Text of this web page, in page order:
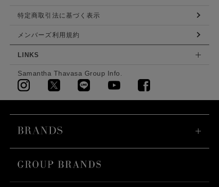
特定商取引法に基づく表示
メンバーズ利用規約
LINKS
Samantha Thavasa Group Info.